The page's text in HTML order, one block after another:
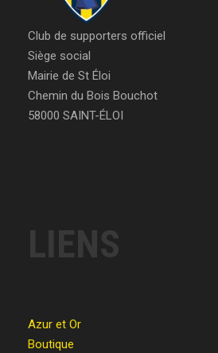
Club de supporters officiel
Siège social
Mairie de St Éloi
Chemin du Bois Bouchot
58000 SAINT-ÉLOI
LIENS
Azur et Or
Boutique